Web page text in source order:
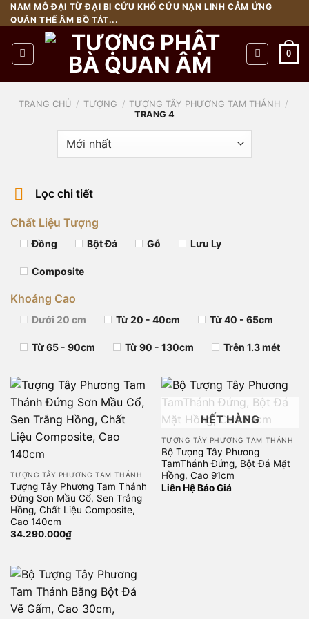
Chuyển
đến
nội
dung
NAM MÔ ĐẠI TỪ ĐẠI BI CỨU KHỔ CỨU NẠN LINH CẢM ỨNG
QUÁN THẾ ÂM BỒ TÁT...
0
TRANG CHỦ / TƯỢNG / TƯỢNG TÂY PHƯƠNG TAM THÁNH /
TRANG 4
Lọc chi tiết
Chất Liệu Tượng
Đồng Bột Đá Gỗ Lưu Ly
Composite
Khoảng Cao
Dưới 20 cm Từ 20 - 40cm Từ 40 - 65cm
Từ 65 - 90cm Từ 90 - 130cm Trên 1.3 mét
TƯỢNG TÂY PHƯƠNG TAM THÁNH
Tượng Tây Phương Tam Thánh
Đứng Sơn Mầu Cổ, Sen Trắng
Hồng, Chất Liệu Composite,
Cao 140cm
34.290.000₫
HẾT HÀNG
TƯỢNG TÂY PHƯƠNG TAM THÁNH
Bộ Tượng Tây Phương
TamThánh Đứng, Bột Đá Mặt
Hồng, Cao 91cm
Liên Hệ Báo Giá